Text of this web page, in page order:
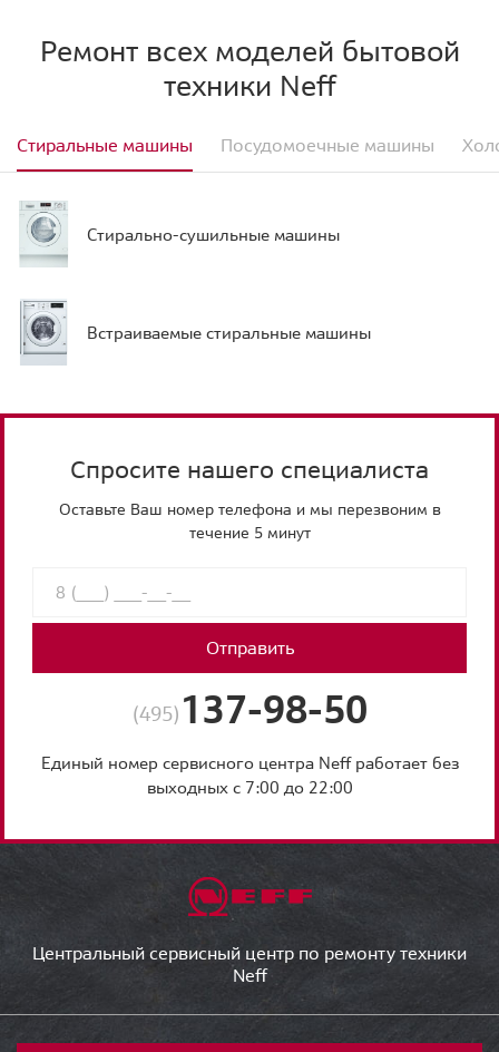
Ремонт всех моделей бытовой
техники Neff
Стиральные машины Посудомоечные машины
Стирально-сушильные машины
Встраиваемые стиральные машины
Спросите нашего специалиста
Оставьте Ваш номер телефона и мы перезвоним в
течение 5 минут
Отправить
(495) 137-98-50
Единый номер сервисного центра Neff работает без
выходных с 7:00 до 22:00
Центральный сервисный центр по ремонту техники
Neff